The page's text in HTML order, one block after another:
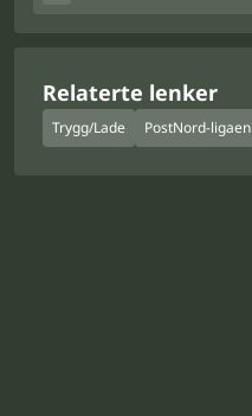
Relaterte lenker
Trygg/Lade PostNord-ligaen